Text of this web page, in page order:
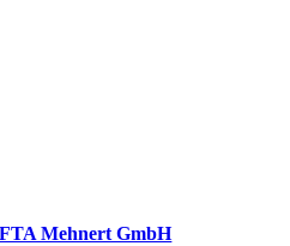
FTA Mehnert GmbH